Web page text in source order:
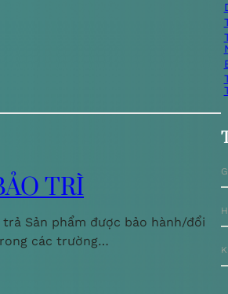
TRÌ
Sản phẩm được bảo hành/đổi
các trường…
i